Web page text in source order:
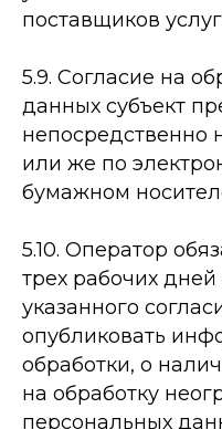
поставщиков
5.9. Согласие на
данных субъект
непосредственно
или же по
бумажном
5.10. Оператор
трех рабочих
указанного
опубликовать
обработки, о
на обработку
персональных